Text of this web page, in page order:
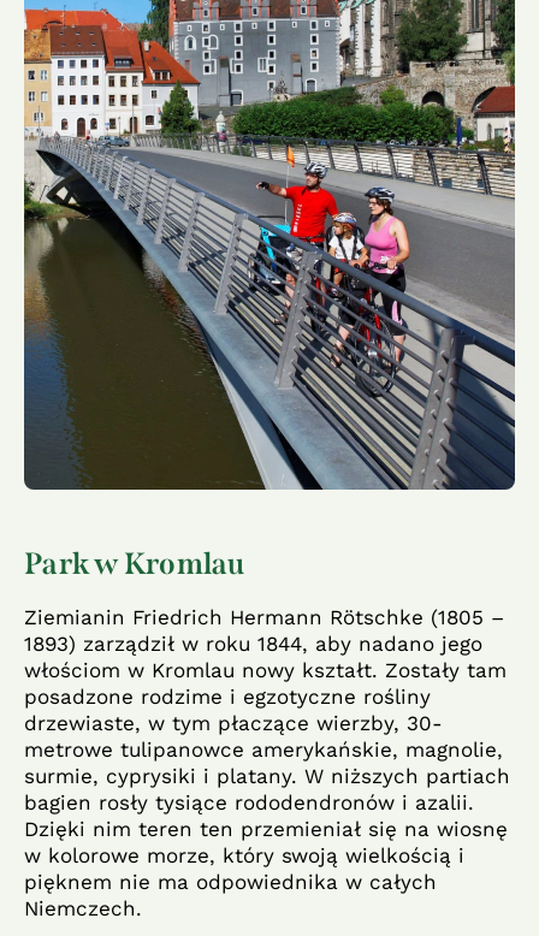
Park w Kromlau
Ziemianin Friedrich Hermann Rötschke (1805 –
1893) zarządził w roku 1844, aby nadano jego
włościom w Kromlau nowy kształt. Zostały tam
posadzone rodzime i egzotyczne rośliny
drzewiaste, w tym płaczące wierzby, 30-
metrowe tulipanowce amerykańskie, magnolie,
surmie, cyprysiki i platany. W niższych partiach
bagien rosły tysiące rododendronów i azalii.
Dzięki nim teren ten przemieniał się na wiosnę
w kolorowe morze, który swoją wielkością i
pięknem nie ma odpowiednika w całych
Niemczech.